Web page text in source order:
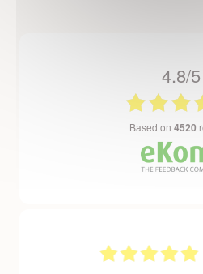
4.8/5
based on 4520